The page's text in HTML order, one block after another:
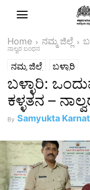
Home ನಮ್ಮ ಜಿಲ್ಲೆ
ನಾಲ್ವರ ಬಂಧನ
ನಮ್ಮ ಜಿಲ್ಲೆ ಬಳ್ಳಾರಿ
ಬಳ್ಳಾರಿ:
ಕಳ್ಳತನ –
By Samyukta